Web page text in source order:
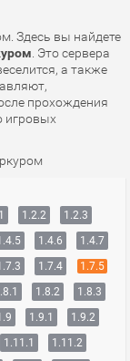
Здесь вы найдете
. Это сервера
а также
прохождения
игровых
1.2.2
1.2.3
1.4.6
1.4.7
1.7.4
1.7.5
1.8.2
1.8.3
1.9.1
1.9.2
1.11.1
1.11.2